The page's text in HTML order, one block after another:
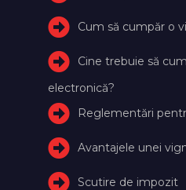
Cum să cumpăr o
Cine trebuie să
electronică?
Reglementări
Avantajele unei
Scutire de impozit